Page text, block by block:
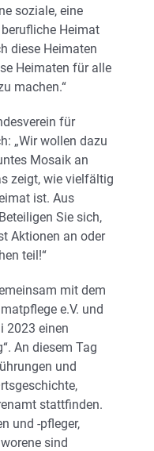
soziale, eine
Heimat
diese Heimaten
Heimaten für alle
machen.“
für
„Wir wollen dazu
Mosaik an
zeigt, wie vielfältig
ist. Aus
Sie sich,
Aktionen an oder
teil!“
mit dem
e.V. und
2023 einen
An diesem Tag
und
stattfinden.
und -pfleger,
sind